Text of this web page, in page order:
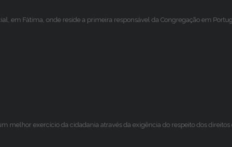
em Fátima, onde reside a primeira responsável da Congregação em
melhor exercício da cidadania através da exigência do respeito dos